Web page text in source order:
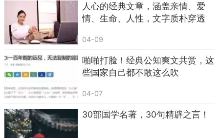
.《石壕吏》选段——珍惜当下，莫负流年
“夜久语声绝，如闻泪水沾裳。”
悲欢离合都在生活小事里。
懂得珍惜拥有，不留遗憾，就是对岁月最大的
尊重。
人心的经典文章，涵盖亲情、爱
情、生命、人性，文字质朴穿透
04-09
啪啪打脸！经典公知爽文共赏，这
些国家自己都不敢这么吹
04-07
30部国学名著，30句精辟之言！